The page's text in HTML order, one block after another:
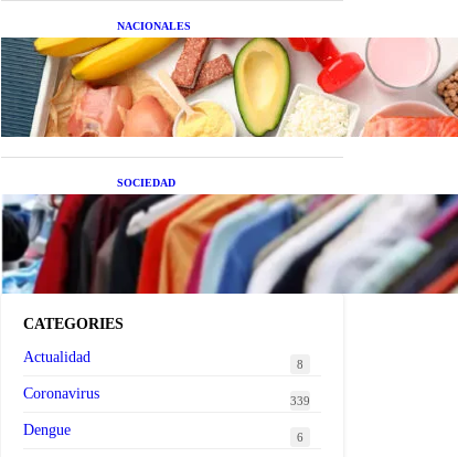
NACIONALES
Nutrición inteligente: Cinco
superalimentos de temporada
que deberías sumar a tu dieta
este mes
SOCIEDAD
Las grandes marcas globales
se suman a la tendencia de la
ropa de segunda mano
premium
CATEGORIES
Actualidad
8
Coronavirus 339
Dengue 6